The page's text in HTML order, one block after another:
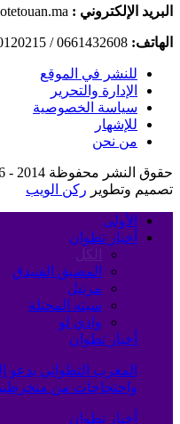
البريد الإلكتروني :
الهاتف: 0661432608 / 0610120215
للنشر في الموقع
الإدارة والتحرير
سياسة الخصوصية
للإشهار
من نحن
حقوق النشر محفوظة 2014 - 2026 © راديو تطوان
تصميم وتطوير ركن الويب
الأولى
أخبار تطوان
الكل
المضيق الفنيدق
مرتيل
سبته المحتلة
وادي لو
أخبار تطوان
المغرب التطواني
واحتجاجات من
أخبار تطوان